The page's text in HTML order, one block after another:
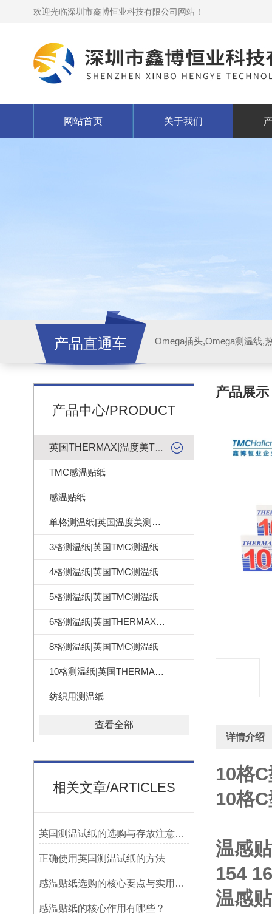
欢迎光临深圳市鑫博恒业科技有限公司网站！
网站首页 关于我们
产品直通车
产品中心/PRODUCT
TMC感温贴纸
感温贴纸
单格测温纸|英国温度美测温纸
3格测温纸|英国TMC测温纸
4格测温纸|英国TMC测温纸
5格测温纸|英国TMC测温纸
6格测温纸|英国THERMAX测温纸
8格测温纸|英国TMC测温纸
10格测温纸|英国THERMAX测温纸
纺织用测温纸
查看全部
相关文章/ARTICLES
英国测温试纸的选购与存放注意事项
正确使用英国测温试纸的方法
感温贴纸选购的核心要点与实用建议
感温贴纸的核心作用有哪些？
产品展示
详情介绍
10格
10格
温感
154
温感